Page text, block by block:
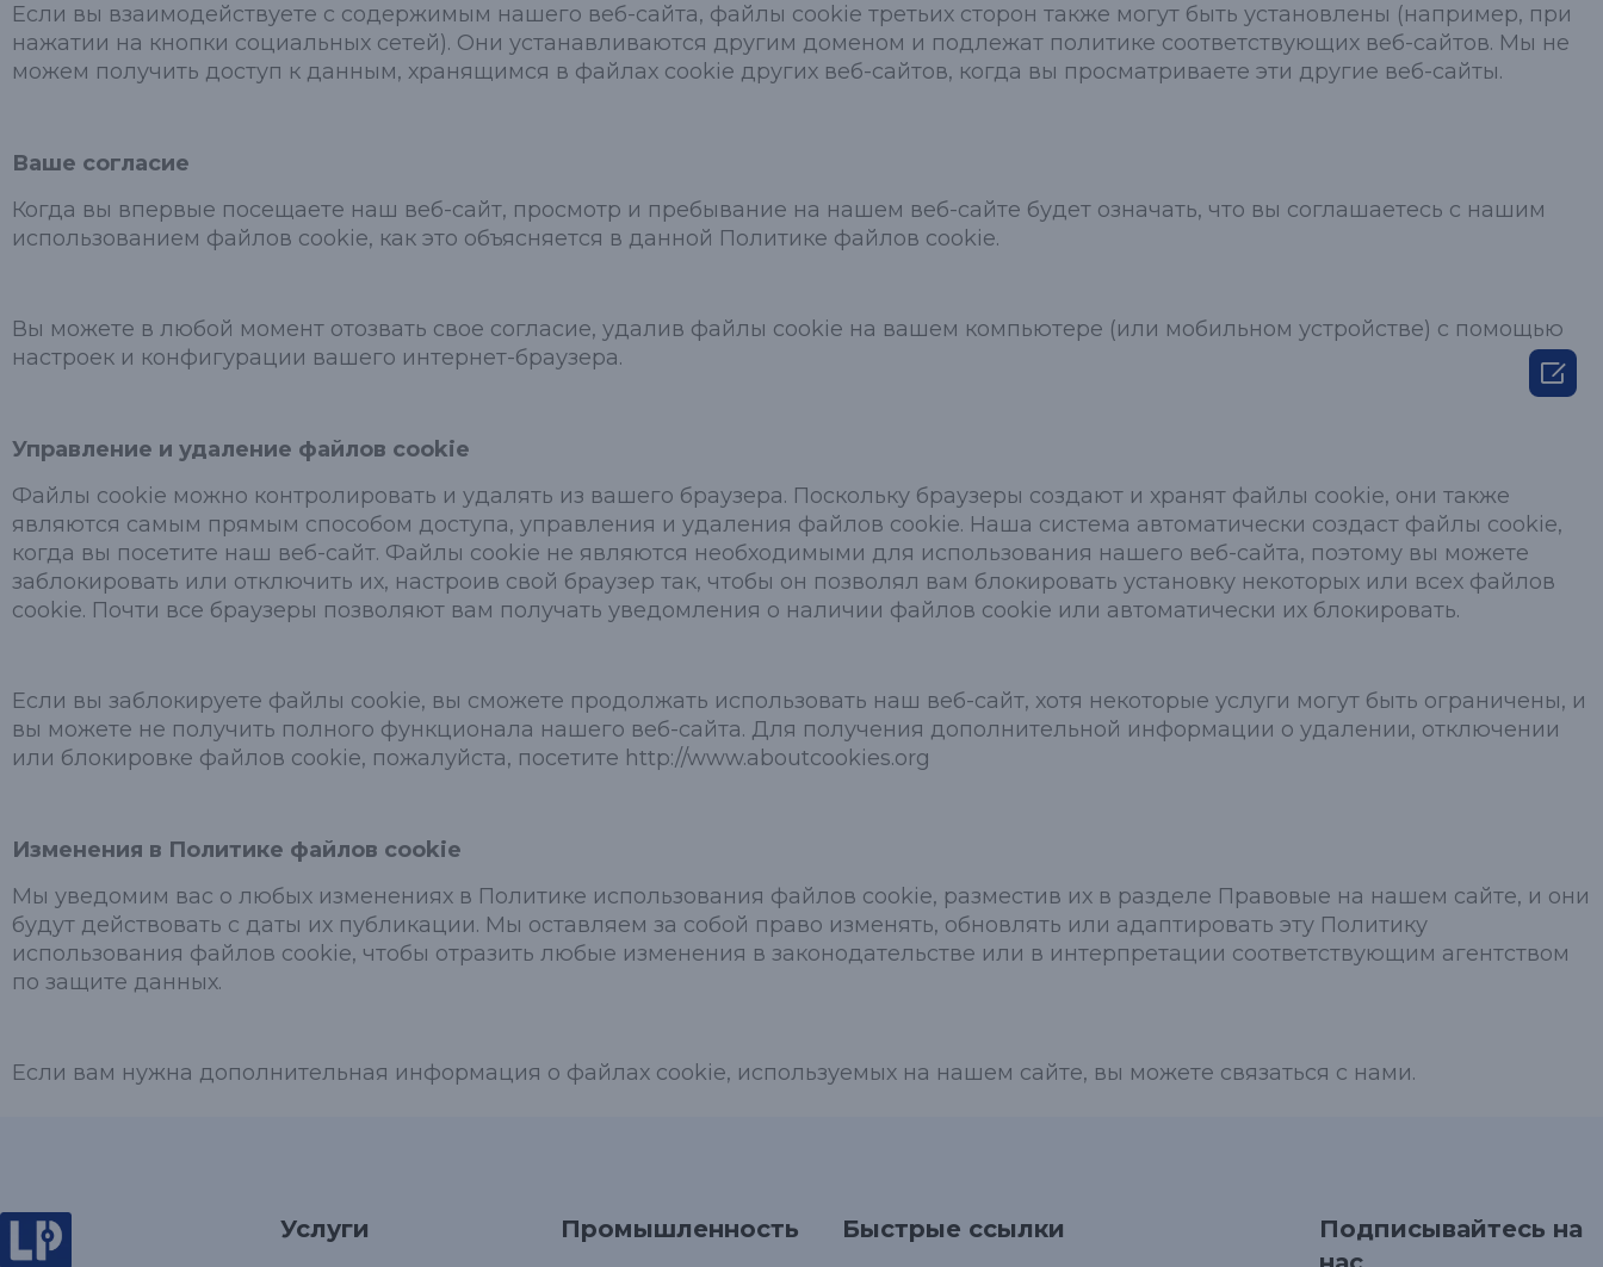
Если вы взаимодействуете с содержимым нашего веб-сайта, файлы cookie третьих сторон также могут быть установлены (например, при
нажатии на кнопки социальных сетей). Они устанавливаются другим доменом и подлежат политике соответствующих веб-сайтов. Мы не
можем получить доступ к данным, хранящимся в файлах cookie других веб-сайтов, когда вы просматриваете эти другие веб-сайты.
Ваше согласие
Когда вы впервые посещаете наш веб-сайт, просмотр и пребывание на нашем веб-сайте будет означать, что вы соглашаетесь с нашим
использованием файлов cookie, как это объясняется в данной Политике файлов cookie.
Вы можете в любой момент отозвать свое согласие, удалив файлы cookie на вашем компьютере (или мобильном устройстве) с помощью
настроек и конфигурации вашего интернет-браузера.
Управление и удаление файлов cookie
Файлы cookie можно контролировать и удалять из вашего браузера. Поскольку браузеры создают и хранят файлы cookie, они также
являются самым прямым способом доступа, управления и удаления файлов cookie. Наша система автоматически создаст файлы cookie,
когда вы посетите наш веб-сайт. Файлы cookie не являются необходимыми для использования нашего веб-сайта, поэтому вы можете
заблокировать или отключить их, настроив свой браузер так, чтобы он позволял вам блокировать установку некоторых или всех файлов
cookie. Почти все браузеры позволяют вам получать уведомления о наличии файлов cookie или автоматически их блокировать.
Если вы заблокируете файлы cookie, вы сможете продолжать использовать наш веб-сайт, хотя некоторые услуги могут быть ограничены, и
вы можете не получить полного функционала нашего веб-сайта. Для получения дополнительной информации о удалении, отключении
или блокировке файлов cookie, пожалуйста, посетите http://www.aboutcookies.org
Изменения в Политике файлов cookie
Мы уведомим вас о любых изменениях в Политике использования файлов cookie, разместив их в разделе Правовые на нашем сайте, и они
будут действовать с даты их публикации. Мы оставляем за собой право изменять, обновлять или адаптировать эту Политику
использования файлов cookie, чтобы отразить любые изменения в законодательстве или в интерпретации соответствующим агентством
по защите данных.
Если вам нужна дополнительная информация о файлах cookie, используемых на нашем сайте, вы можете связаться с нами.
Услуги Промышленность Быстрые ссылки
Подписывайтесь на
